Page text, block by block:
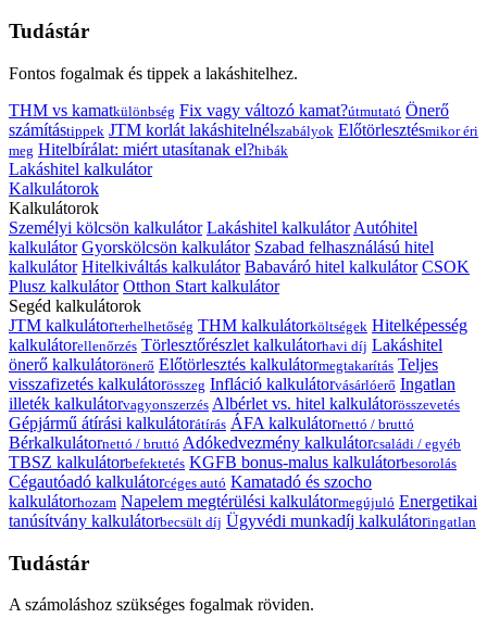
Tudástár
Fontos fogalmak és tippek a lakáshitelhez.
THM vs kamatkülönbség Fix vagy változó kamat?útmutató Önerő
számítástippek JTM korlát lakáshitelnélszabályok Előtörlesztésmikor éri
meg Hitelbírálat: miért utasítanak el?hibák
Lakáshitel kalkulátor
Kalkulátorok
Kalkulátorok
Személyi kölcsön kalkulátor Lakáshitel kalkulátor Autóhitel
kalkulátor Gyorskölcsön kalkulátor Szabad felhasználású hitel
kalkulátor Hitelkiváltás kalkulátor Babaváró hitel kalkulátor CSOK
Plusz kalkulátor Otthon Start kalkulátor
Segéd kalkulátorok
JTM kalkulátorterhelhetőség THM kalkulátorköltségek Hitelképesség
kalkulátorellenőrzés Törlesztőrészlet kalkulátorhavi díj Lakáshitel
önerő kalkulátorönerő Előtörlesztés kalkulátormegtakarítás Teljes
visszafizetés kalkulátorösszeg Infláció kalkulátorvásárlóerő Ingatlan
illeték kalkulátorvagyonszerzés Albérlet vs. hitel kalkulátorösszevetés
Gépjármű átírási kalkulátorátírás ÁFA kalkulátornettó / bruttó
Bérkalkulátornettó / bruttó Adókedvezmény kalkulátorcsaládi / egyéb
TBSZ kalkulátorbefektetés KGFB bonus-malus kalkulátorbesorolás
Cégautóadó kalkulátorcéges autó Kamatadó és szocho
kalkulátorhozam Napelem megtérülési kalkulátormegújuló Energetikai
tanúsítvány kalkulátorbecsült díj Ügyvédi munkadíj kalkulátoringatlan
Tudástár
A számoláshoz szükséges fogalmak röviden.